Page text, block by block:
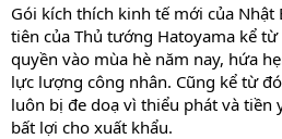
Gói kích thích kinh tế mới của Nhật
tiên của Thủ tướng Hatoyama kể
quyền vào mùa hè năm nay, hứa
lực lượng công nhân. Cũng kể từ
luôn bị đe doạ vì thiểu phát và tiền
bất lợi cho xuất khẩu.